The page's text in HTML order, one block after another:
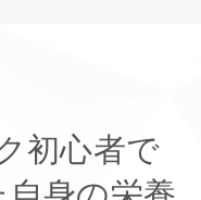
初心者で